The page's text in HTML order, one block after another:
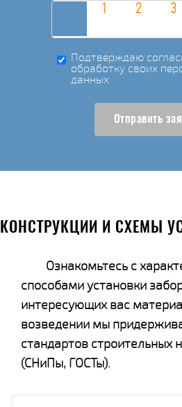
Подтверждаю
обработку своих
данных
Отправить
КОНСТРУКЦИИ И СХЕМЫ
Ознакомьтесь с
способами установки
интересующих вас
возведении мы
стандартов строительных
(СНиПы, ГОСТы).